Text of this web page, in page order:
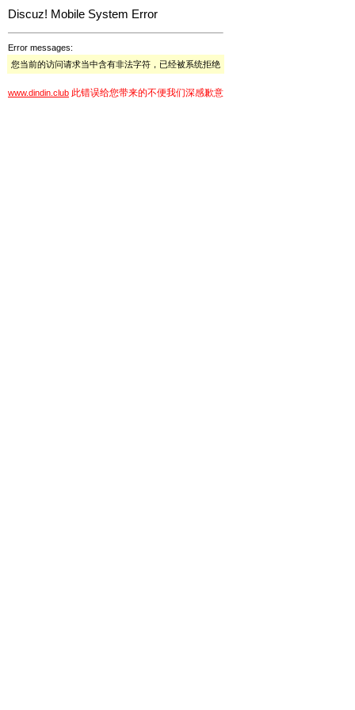
Discuz! Mobile System Error
Error messages:
您当前的访问请求当中含有非法字符，已经被系统拒绝
www.dindin.club 此错误给您带来的不便我们深感歉意